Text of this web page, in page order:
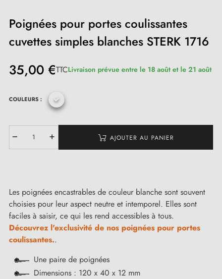
Poignées pour portes coulissantes
cuvettes simples blanches STERK 1716
35,00 €TTCLivraison prévue entre le 18 août et le 21 août
COULEURS :
AJOUTER AU PANIER
Les poignées encastrables de couleur blanche sont souvent
choisies pour leur aspect neutre et intemporel. Elles sont
faciles à saisir, ce qui les rend accessibles à tous.
Découvrez l'exclusivité de nos poignées pour portes
coulissantes..
Une paire de poignées
Dimensions : 120 x 40 x 12 mm